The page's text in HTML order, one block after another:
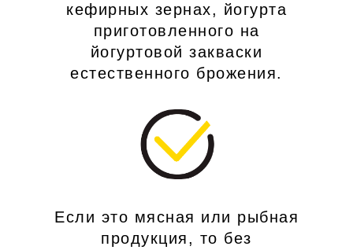
кефирных зернах, йогурта
приготовленного на
йогуртовой закваски
естественного брожения.
Если это мясная или рыбная
продукция, то без